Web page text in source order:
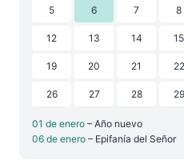
5 6 7 8
12 13 14 15
19 20 21 22
26 27 28 29
01 de enero – Año nuevo
06 de enero – Epifanía del Señor